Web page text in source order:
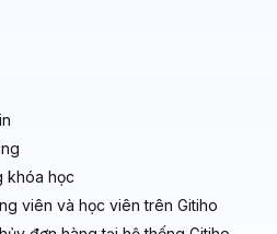
khóa học
viên và học viên trên Gitiho